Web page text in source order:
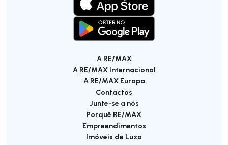
A RE/MAX
A RE/MAX Internacional
A RE/MAX Europa
Contactos
Junte-se a nós
Porquê RE/MAX
Empreendimentos
Imóveis de Luxo